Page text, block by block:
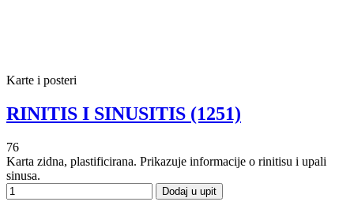
Karte i posteri
RINITIS I SINUSITIS (1251)
76
Karta zidna, plastificirana. Prikazuje informacije o rinitisu i upali
sinusa.
Dodaj u upit